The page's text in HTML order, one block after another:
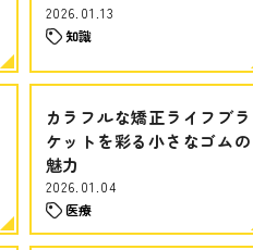
2026.01.13
知識
カラフルな矯正ライフブラ
ケットを彩る小さなゴムの
魅力
2026.01.04
医療